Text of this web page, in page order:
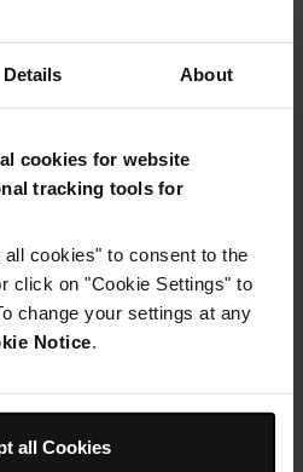
Details About
cookies for website
tracking tools for
cookies" to consent to the
click on "Cookie Settings" to
change your settings at any
Notice.
all Cookies
CRISPi
Modèle: FN101EUGY
4.3
(1073)
4 modes de cuisson